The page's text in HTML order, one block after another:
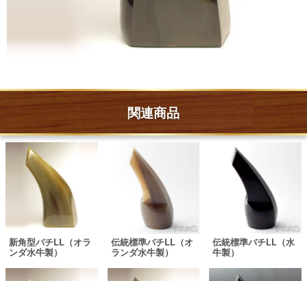
関連商品
新角型バチLL（オラ
ンダ水牛製）
伝統標準バチLL（オ
ランダ水牛製）
伝統標準バチLL（水
牛製）